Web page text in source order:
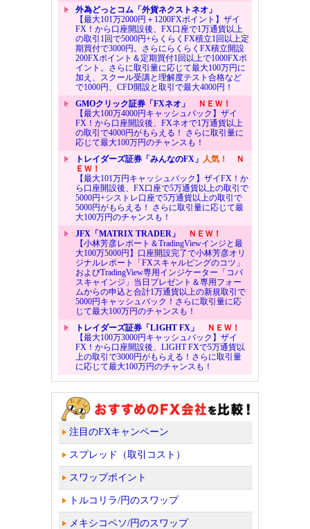
外為どっとコム「外貨ネクストネオ」
【最大101万2000円＋1200FXポイント】ザイ
FX！から口座開設後、FX口座で1万通貨以上
の取引1回で5000円+らくらくFX積立1回以上定
期買付で3000円。さらにらくらくFX積立開設
200FXポイント＆定期買付1回以上で1000FXポ
イント。さらに取引量に応じて最大100万円に
加え、スクール受講と理解度テスト合格など
で1000円、CFD開設と取引で最大4000円！
GMOクリック証券「FXネオ」
ＮＥＷ！
【最大100万4000円キャッシュバック】ザイ
FX！から口座開設後、FXネオで1万通貨以上
の取引で4000円がもらえる！ さらに取引量に
応じて最大100万円のチャンスも！
トレイダーズ証券「みんなのFX」 人気！
Ｎ
ＥＷ！
【最大101万円キャッシュバック】ザイFX！か
ら口座開設後、FX口座で5万通貨以上の取引で
5000円+シストレ口座で5万通貨以上の取引で
5000円がもらえる！ さらに取引量に応じて最
大100万円のチャンスも！
JFX「MATRIX TRADER」
ＮＥＷ！
【小林芳彦レポート＆TradingViewインジと最
大100万5000円】口座開設完了で小林芳彦オリ
ジナルレポート「FXスキャルピングのコツ」
およびTradingView専用インジケーター「コバ
スキャインジ」当日プレゼント＆専用フォー
ムからの申込と合計1万通貨以上の新規取引で
5000円キャッシュバック！さらに取引量に応
じて最大100万円のチャンスも！
トレイダーズ証券「LIGHT FX」
ＮＥＷ！
【最大100万3000円キャッシュバック】ザイ
FX！から口座開設後、LIGHT FXで5万通貨以
上の取引で3000円がもらえる！さらに取引量
に応じて最大100万円のチャンスも！
注目のFXキャンペーン
スプレッド（取引コスト）
スワップポイント
トルコリラ/円のスワップ
メキシコペソ/円のスワップ